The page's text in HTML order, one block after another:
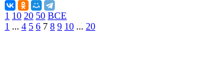
1 10 20 50 ВСЕ
1 ... 4 5 6 7 8 9 10 ... 20